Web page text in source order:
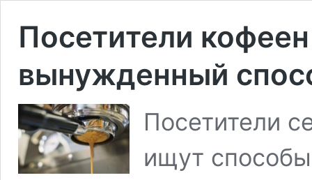
Посетители
вынужденный
Посетители
ищут